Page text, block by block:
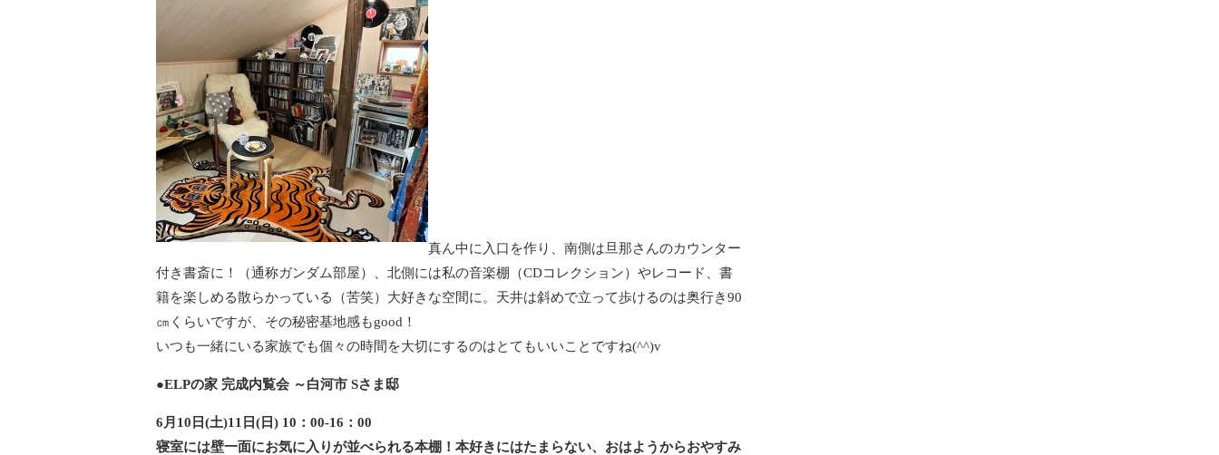
真ん中に入口を作り、南側は旦那さんのカウンター
付き書斎に！（通称ガンダム部屋）、北側には私の音楽棚（CDコレクション）やレコード、書
籍を楽しめる散らかっている（苦笑）大好きな空間に。天井は斜めで立って歩けるのは奥行き90
㎝くらいですが、その秘密基地感もgood！
いつも一緒にいる家族でも個々の時間を大切にするのはとてもいいことですね(^^)v
●ELPの家 完成内覧会 ～白河市 Sさま邸
6月10日(土)11日(日) 10：00-16：00
寝室には壁一面にお気に入りが並べられる本棚！本好きにはたまらない、おはようからおやすみ